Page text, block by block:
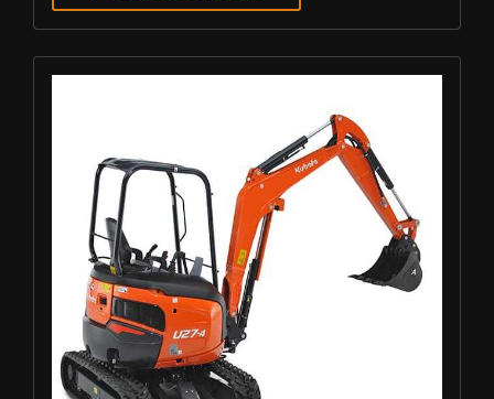
Louer Mini pelle 2,7 T - Kubota U27-4